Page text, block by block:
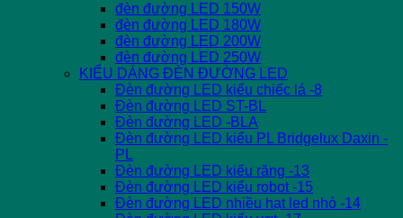
đèn đường LED 150W
đèn đường LED 180W
đèn đường LED 200W
đèn đường LED 250W
KIỂU DÁNG ĐÈN ĐƯỜNG LED
Đèn đường LED kiểu chiếc lá -8
Đèn đường LED ST-BL
Đèn đường LED -BLA
Đèn đường LED kiểu PL Bridgelux Daxin -
PL
Đèn đường LED kiểu răng -13
Đèn đường LED kiểu robot -15
Đèn đường LED nhiều hạt led nhỏ -14